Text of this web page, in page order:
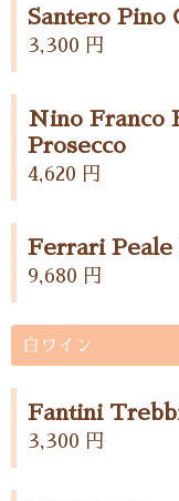
Santero Pino
3,300 円
Nino Franco
Prosecco
4,620 円
Ferrari
9,680 円
白ワイン
Fantini
3,300 円